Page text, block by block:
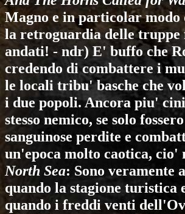
Magno e in particolar modo
la retroguardia delle truppe
andati! - ndr) E' buffo che
credendo di combattere i
le locali tribu' basche che
i due popoli. Ancora piu'
stesso nemico, se solo
sanguinose perdite e
un'epoca molto caotica,
North Sea: Sono veramente
quando la stagione turistica
quando i freddi venti